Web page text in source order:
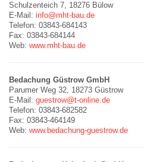
Schulzenteich 7, 18276 Bülow
E-Mail: info@mht-bau.de
Telefon: 03843-684143
Fax: 03843-684144
Web: www.mht-bau.de
Bedachung Güstrow GmbH
Parumer Weg 32, 18273 Güstrow
E-Mail: guestrow@t-online.de
Telefon: 03843-682582
Fax: 03843-464149
Web: www.bedachung-guestrow.de